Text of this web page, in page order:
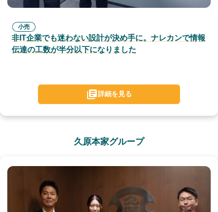
小売
非IT企業でも迷わない設計が決め手に。ナレカンで情報
伝達の工数が半分以下になりました
詳細を見る
久原本家グループ